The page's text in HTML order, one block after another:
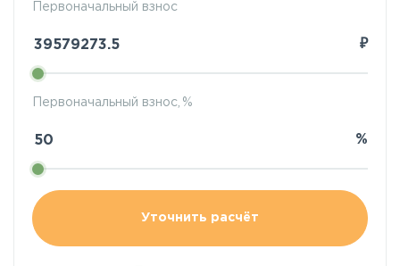
Первоначальный взнос
₽
Первоначальный взнос, %
%
Уточнить расчёт